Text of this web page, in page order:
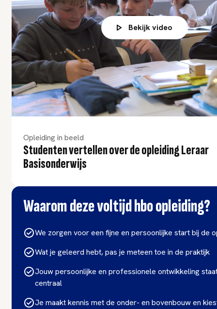
Bekijk video
Opleiding in beeld
Studenten vertellen over de opleiding Leraar
Basisonderwijs
Waarom deze voltijd hbo opleiding?
We zorgen voor een fijne en persoonlijke start bij de
Wat je geleerd hebt, pas je meteen toe in de praktijk
Jouw persoonlijke en professionele ontwikkeling
centraal
Je maakt kennis met de onder- en bovenbouw en